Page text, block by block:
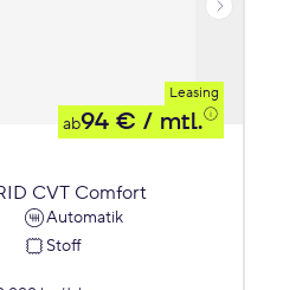
Leasing
ab94 € / mtl.
CVT Comfort
Automatik
Stoff